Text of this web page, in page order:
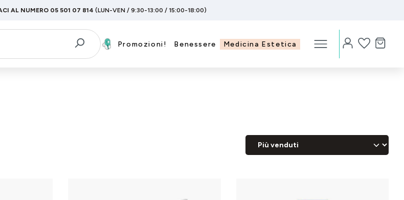
AL NUMERO 05 501 07 814 (LUN-VEN / 9:30-13:00 / 15:00-18:00)
Promozioni! Benessere Medicina Estetica